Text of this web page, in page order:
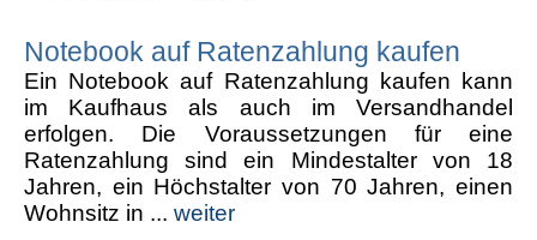
Notebook auf Ratenzahlung kaufen
Ein Notebook auf Ratenzahlung kaufen kann
im Kaufhaus als auch im Versandhandel
erfolgen. Die Voraussetzungen für eine
Ratenzahlung sind ein Mindestalter von 18
Jahren, ein Höchstalter von 70 Jahren, einen
Wohnsitz in ... weiter